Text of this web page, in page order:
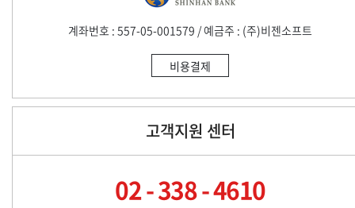
계좌번호 : 557-05-001579 / 예금주 : (주)비젠소프트
비용결제
고객지원 센터
02 - 338 - 4610